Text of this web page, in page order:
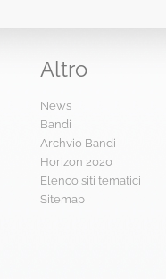
Altro
News
Bandi
Archvio Bandi
Horizon 2020
Elenco siti tematici
Sitemap